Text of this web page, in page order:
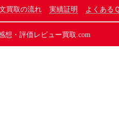
買取の流れ 実績証明 よくある
想・評価レビュー買取.com